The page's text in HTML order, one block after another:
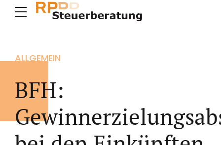
ALLGEMEIN
BFH: